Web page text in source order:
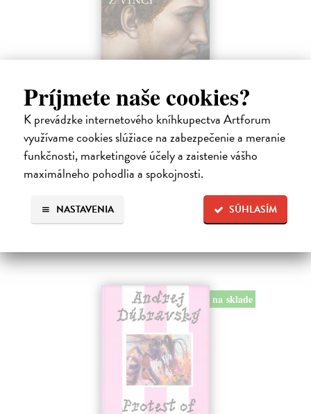
Príjmete naše cookies?
K prevádzke internetového kníhkupectva Artforum
využívame cookies slúžiace na zabezpečenie a meranie
funkčnosti, marketingové účely a zaistenie vášho
maximálneho pohodlia a spokojnosti.
SÚHLASÍM
NASTAVENIA
Posledná večera Leonarda z Vinci
Lajda Stano | Kniha
Stano Lajda je súčasný slovenský maliar, ktorý niekoľko rokov
systematicky pracoval na rekonštrukcii ikonickej Poslednej večere,
čo ho inšpirovalo k napísaniu tejto knihy. Odkrýva pred nami silné i
slabé…
31,92 €
na sklade